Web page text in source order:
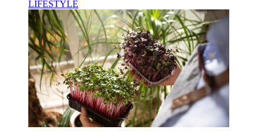
LIFESTYLE